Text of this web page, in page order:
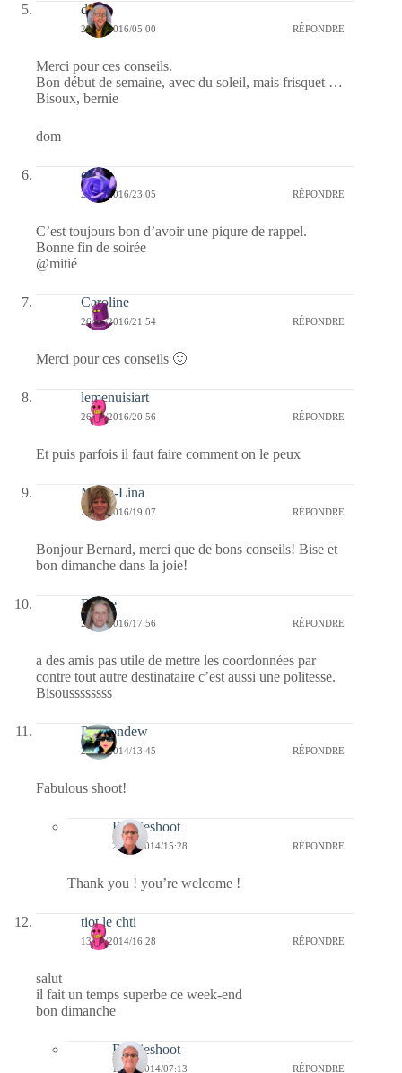
dom
27/06/2016/05:00 RÉPONDRE
Merci pour ces conseils.
Bon début de semaine, avec du soleil, mais frisquet …
Bisoux, bernie
dom
covix
26/06/2016/23:05 RÉPONDRE
C’est toujours bon d’avoir une piqure de rappel.
Bonne fin de soirée
@mitié
Caroline
26/06/2016/21:54 RÉPONDRE
Merci pour ces conseils 🙂
lemenuisiart
26/06/2016/20:56 RÉPONDRE
Et puis parfois il faut faire comment on le peux
Maria-Lina
26/06/2016/19:07 RÉPONDRE
Bonjour Bernard, merci que de bons conseils! Bise et
bon dimanche dans la joie!
Renee
26/06/2016/17:56 RÉPONDRE
a des amis pas utile de mettre les coordonnées par
contre tout autre destinataire c’est aussi une politesse.
Bisoussssssss
Passiondew
23/09/2014/13:45 RÉPONDRE
Fabulous shoot!
Bernieshoot
23/09/2014/15:28 RÉPONDRE
Thank you ! you’re welcome !
tiot le chti
13/09/2014/16:28 RÉPONDRE
salut
il fait un temps superbe ce week-end
bon dimanche
Bernieshoot
14/09/2014/07:13 RÉPONDRE